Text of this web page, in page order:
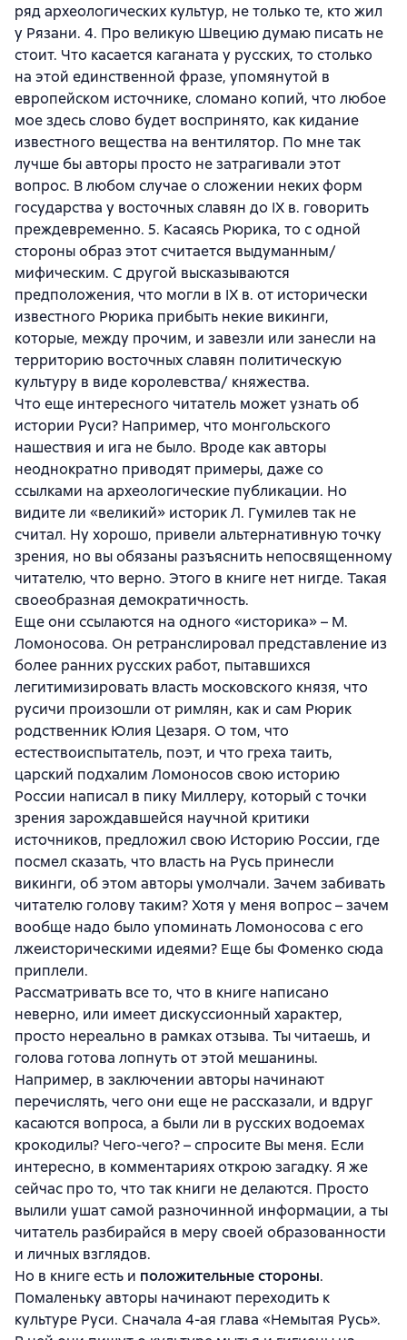
ряд археологических культур, не только те, кто жил
у Рязани. 4. Про великую Швецию думаю писать не
стоит. Что касается каганата у русских, то столько
на этой единственной фразе, упомянутой в
европейском источнике, сломано копий, что любое
мое здесь слово будет воспринято, как кидание
известного вещества на вентилятор. По мне так
лучше бы авторы просто не затрагивали этот
вопрос. В любом случае о сложении неких форм
государства у восточных славян до IX в. говорить
преждевременно. 5. Касаясь Рюрика, то с одной
стороны образ этот считается выдуманным/
мифическим. С другой высказываются
предположения, что могли в IX в. от исторически
известного Рюрика прибыть некие викинги,
которые, между прочим, и завезли или занесли на
территорию восточных славян политическую
культуру в виде королевства/ княжества.
Что еще интересного читатель может узнать об
истории Руси? Например, что монгольского
нашествия и ига не было. Вроде как авторы
неоднократно приводят примеры, даже со
ссылками на археологические публикации. Но
видите ли «великий» историк Л. Гумилев так не
считал. Ну хорошо, привели альтернативную точку
зрения, но вы обязаны разъяснить непосвященному
читателю, что верно. Этого в книге нет нигде. Такая
своеобразная демократичность.
Еще они ссылаются на одного «историка» – М.
Ломоносова. Он ретранслировал представление из
более ранних русских работ, пытавшихся
легитимизировать власть московского князя, что
русичи произошли от римлян, как и сам Рюрик
родственник Юлия Цезаря. О том, что
естествоиспытатель, поэт, и что греха таить,
царский подхалим Ломоносов свою историю
России написал в пику Миллеру, который с точки
зрения зарождавшейся научной критики
источников, предложил свою Историю России, где
посмел сказать, что власть на Русь принесли
викинги, об этом авторы умолчали. Зачем забивать
читателю голову таким? Хотя у меня вопрос – зачем
вообще надо было упоминать Ломоносова с его
лжеисторическими идеями? Еще бы Фоменко сюда
приплели.
Рассматривать все то, что в книге написано
неверно, или имеет дискуссионный характер,
просто нереально в рамках отзыва. Ты читаешь, и
голова готова лопнуть от этой мешанины.
Например, в заключении авторы начинают
перечислять, чего они еще не рассказали, и вдруг
касаются вопроса, а были ли в русских водоемах
крокодилы? Чего-чего? – спросите Вы меня. Если
интересно, в комментариях открою загадку. Я же
сейчас про то, что так книги не делаются. Просто
вылили ушат самой разночинной информации, а ты
читатель разбирайся в меру своей образованности
и личных взглядов.
Но в книге есть и положительные стороны.
Помаленьку авторы начинают переходить к
культуре Руси. Сначала 4-ая глава «Немытая Русь».